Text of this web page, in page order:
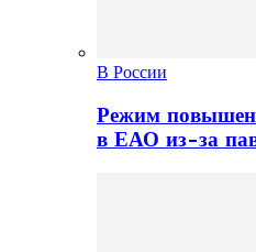
В России
Режим
в ЕАО из-за